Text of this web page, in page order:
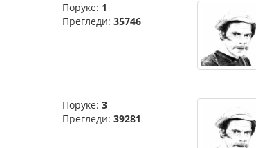
Поруке: 1
Прегледи: 35746
Поруке: 3
Прегледи: 39281